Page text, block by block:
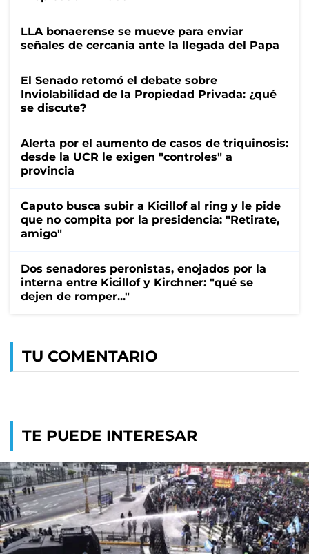
LLA bonaerense se mueve para enviar
señales de cercanía ante la llegada del Papa
El Senado retomó el debate sobre
Inviolabilidad de la Propiedad Privada: ¿qué
se discute?
Alerta por el aumento de casos de triquinosis:
desde la UCR le exigen "controles" a
provincia
Caputo busca subir a Kicillof al ring y le pide
que no compita por la presidencia: "Retirate,
amigo"
Dos senadores peronistas, enojados por la
interna entre Kicillof y Kirchner: "qué se
dejen de romper..."
TU COMENTARIO
TE PUEDE INTERESAR